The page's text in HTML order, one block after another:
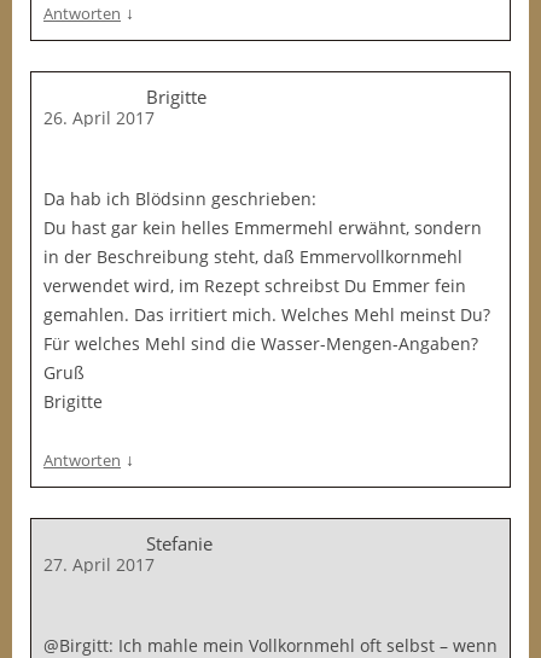
Antworten ↓
Brigitte
26. April 2017
Da hab ich Blödsinn geschrieben:
Du hast gar kein helles Emmermehl erwähnt, sondern
in der Beschreibung steht, daß Emmervollkornmehl
verwendet wird, im Rezept schreibst Du Emmer fein
gemahlen. Das irritiert mich. Welches Mehl meinst Du?
Für welches Mehl sind die Wasser-Mengen-Angaben?
Gruß
Brigitte
Antworten ↓
Stefanie
27. April 2017
@Birgitt: Ich mahle mein Vollkornmehl oft selbst – wenn